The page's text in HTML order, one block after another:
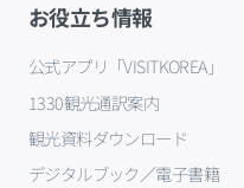
お役立ち情報
公式アプリ「VISITKOREA」
1330観光通訳案内
観光資料ダウンロード
デジタルブック／電子書籍